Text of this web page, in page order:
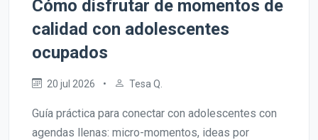
Cómo disfrutar de momentos de
calidad con adolescentes
ocupados
20 jul 2026 • Tesa Q.
Guía práctica para conectar con adolescentes con
agendas llenas: micro-momentos, ideas por